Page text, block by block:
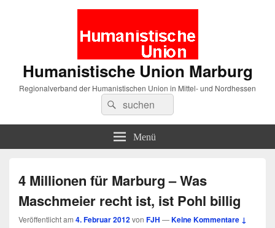
Humanistische Union Marburg
Regionalverband der Humanistischen Union in Mittel- und Nordhessen
Suche
nach:
Suchen
Menü
4 Millionen für Marburg – Was
Maschmeier recht ist, ist Pohl billig
Veröffentlicht am 4. Februar 2012von FJH —Keine Kommentare ↓